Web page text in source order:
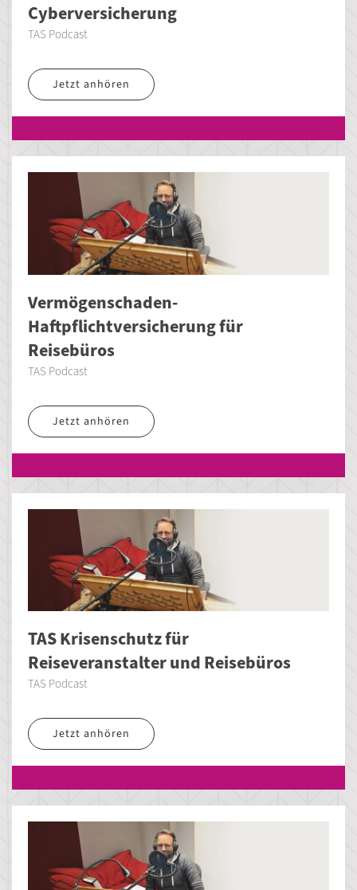
Cyberversicherung
TAS Podcast
Jetzt anhören
Vermögenschaden-
Haftpflichtversicherung für
Reisebüros
TAS Podcast
Jetzt anhören
TAS Krisenschutz für
Reiseveranstalter und Reisebüros
TAS Podcast
Jetzt anhören